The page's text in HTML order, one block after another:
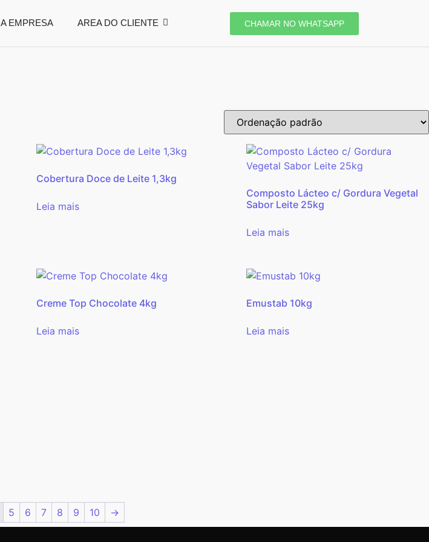
A EMPRESA AREA DO CLIENTE CHAMAR NO WHATSAPP
Cobertura Doce de Leite 1,3kg
Leia mais
Composto Lácteo c/ Gordura Vegetal
Sabor Leite 25kg
Leia mais
Creme Top Chocolate 4kg
Leia mais
Emustab 10kg
Leia mais
5 6 7 8 9 10 →